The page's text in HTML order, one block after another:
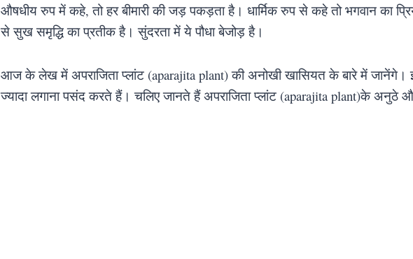
औषधीय रुप में कहे, तो हर बीमारी की जड़ पकड़ता है। धार्मिक रुप से कहे तो भगवान का
से सुख समृद्धि का प्रतीक है। सुंदरता में ये पौधा बेजोड़ है।
आज के लेख में अपराजिता प्लांट (aparajita plant) की अनोखी खासियत के बारे में जानेंगे।
ज्यादा लगाना पसंद करते हैं। चलिए जानते हैं अपराजिता प्लांट (aparajita plant)के